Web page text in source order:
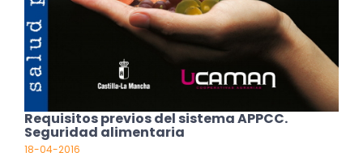
Requisitos previos del sistema APPCC.
Seguridad alimentaria
18-04-2016